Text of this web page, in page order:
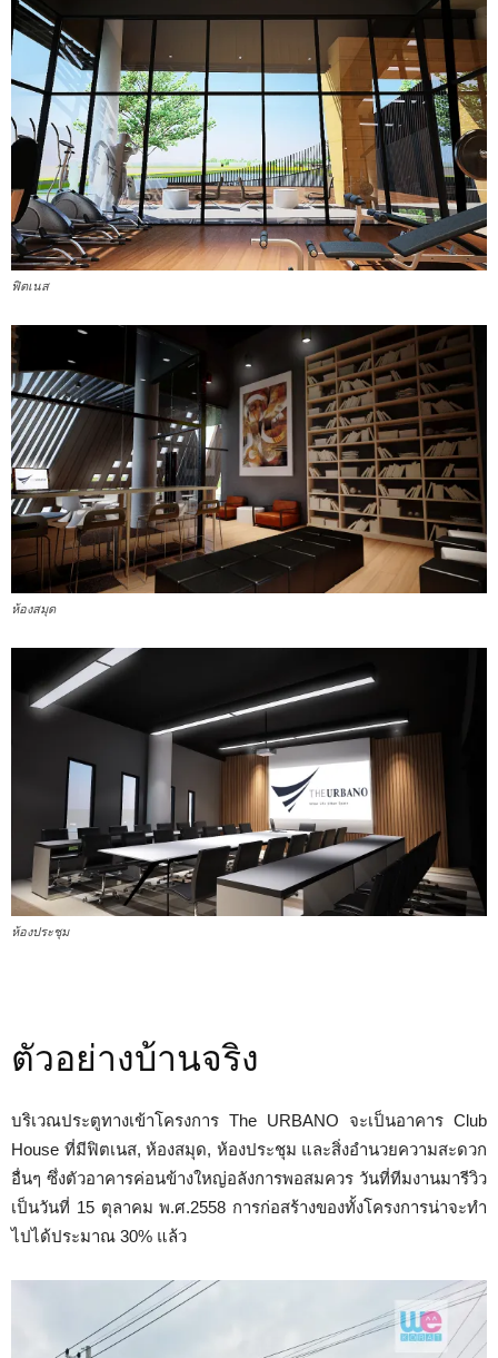
ฟิตเนส
ห้องสมุด
ห้องประชุม
ตัวอย่างบ้านจริง
บริเวณประตูทางเข้าโครงการ The URBANO จะเป็นอาคาร Club
House ที่มีฟิตเนส, ห้องสมุด, ห้องประชุม และสิ่งอำนวยความสะดวก
อื่นๆ ซึ่งตัวอาคารค่อนข้างใหญ่อลังการพอสมควร วันที่ทีมงานมารีวิว
เป็นวันที่ 15 ตุลาคม พ.ศ.2558 การก่อสร้างของทั้งโครงการน่าจะทำ
ไปได้ประมาณ 30% แล้ว